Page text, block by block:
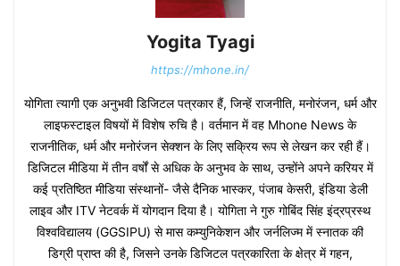
Yogita Tyagi
https://mhone.in/
योगिता त्यागी एक अनुभवी डिजिटल पत्रकार हैं, जिन्हें राजनीति, मनोरंजन, धर्म और
लाइफस्टाइल विषयों में विशेष रुचि है। वर्तमान में वह Mhone News के
राजनीतिक, धर्म और मनोरंजन सेक्शन के लिए सक्रिय रूप से लेखन कर रही हैं।
डिजिटल मीडिया में तीन वर्षों से अधिक के अनुभव के साथ, उन्होंने अपने करियर में
कई प्रतिष्ठित मीडिया संस्थानों- जैसे दैनिक भास्कर, पंजाब केसरी, इंडिया डेली
लाइव और ITV नेटवर्क में योगदान दिया है। योगिता ने गुरु गोबिंद सिंह इंद्रप्रस्थ
विश्वविद्यालय (GGSIPU) से मास कम्युनिकेशन और जर्नलिज्म में स्नातक की
डिग्री प्राप्त की है, जिसने उनके डिजिटल पत्रकारिता के क्षेत्र में गहन,